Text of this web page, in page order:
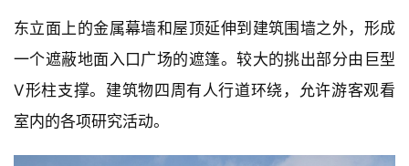
一个遮蔽地面入口广场的遮篷。较大的挑出部分由巨型
V形柱支撑。建筑物四周有人行道环绕，允许游客观看
室内的各项研究活动。